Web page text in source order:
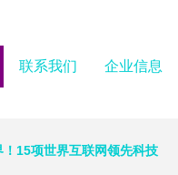
联系我们 企业信息
！15项世界互联网领先科技